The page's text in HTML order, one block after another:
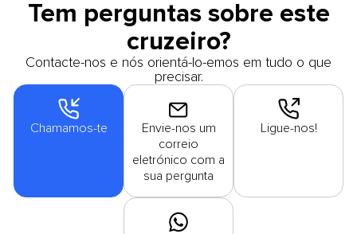
Tem perguntas sobre este
cruzeiro?
Contacte-nos e nós orientá-lo-emos em tudo o que
precisar.
Chamamos-te
Envie-nos um
correio
eletrónico com a
sua pergunta
Ligue-nos!